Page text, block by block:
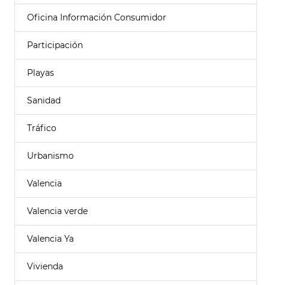
Oficina Información Consumidor
Participación
Playas
Sanidad
Tráfico
Urbanismo
Valencia
Valencia verde
Valencia Ya
Vivienda